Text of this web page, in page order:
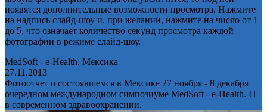
появятся дополнительные возможности просмотра. Нажмите
на надпись слайд-шоу и, при желании, нажмите на число от 1
до 5, что означает количество секунд просмотра каждой
фотографии в режиме слайд-шоу.
MedSoft - e-Health. Мексика
27.11.2013
Фотоотчет о состоявшемся в Мексике 27 ноября - 8 декабря
очередном международном симпозиуме MedSoft - e-Health. IT
в современном здравоохранении.